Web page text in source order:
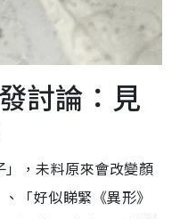
討論：見
，未料原來會改變顏
「好似睇緊《異形》